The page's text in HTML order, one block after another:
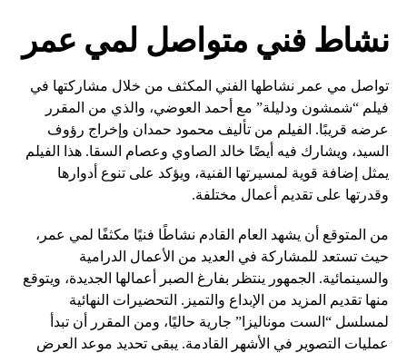
نشاط فني متواصل لمي عمر
تواصل مي عمر نشاطها الفني المكثف من خلال مشاركتها في
فيلم “شمشون ودليلة” مع أحمد العوضي، والذي من المقرر
عرضه قريبًا. الفيلم من تأليف محمود حمدان وإخراج رؤوف
السيد، ويشارك فيه أيضًا خالد الصاوي وعصام السقا. هذا الفيلم
يمثل إضافة قوية لمسيرتها الفنية، ويؤكد على تنوع أدوارها
وقدرتها على تقديم أعمال مختلفة.
من المتوقع أن يشهد العام القادم نشاطًا فنيًا مكثفًا لمي عمر،
حيث تستعد للمشاركة في العديد من الأعمال الدرامية
والسينمائية. الجمهور ينتظر بفارغ الصبر أعمالها الجديدة، ويتوقع
منها تقديم المزيد من الإبداع والتميز. التحضيرات النهائية
لمسلسل “الست موناليزا” جارية حاليًا، ومن المقرر أن تبدأ
عمليات التصوير في الأشهر القادمة. يبقى تحديد موعد العرض